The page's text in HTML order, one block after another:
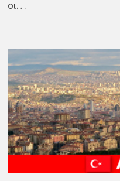
οι…